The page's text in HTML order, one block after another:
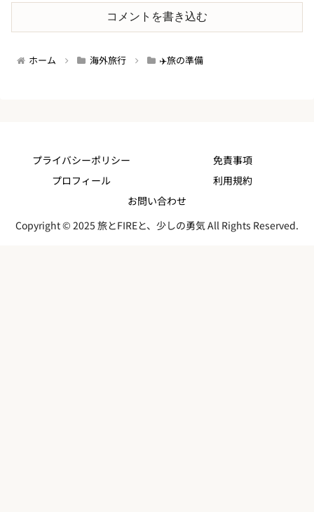
コメントを書き込む
ホーム 海外旅行 ✈️旅の準備
プライバシーポリシー
免責事項
プロフィール
利用規約
お問い合わせ
Copyright © 2025 旅とFIREと、少しの勇気 All Rights Reserved.